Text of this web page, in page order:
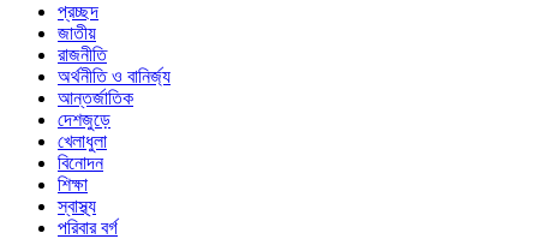
প্রচ্ছদ
জাতীয়
রাজনীতি
অর্থনীতি ও বানির্জ্য
আন্তর্জাতিক
দেশজুড়ে
খেলাধুলা
বিনোদন
শিক্ষা
স্বাস্থ্য
পরিবার বর্গ